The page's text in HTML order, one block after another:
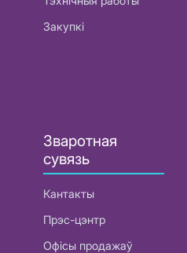
Закупкі
Зваротная
сувязь
Кантакты
Прэс-цэнтр
Офісы продажаў